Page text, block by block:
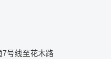
7号线至花木路